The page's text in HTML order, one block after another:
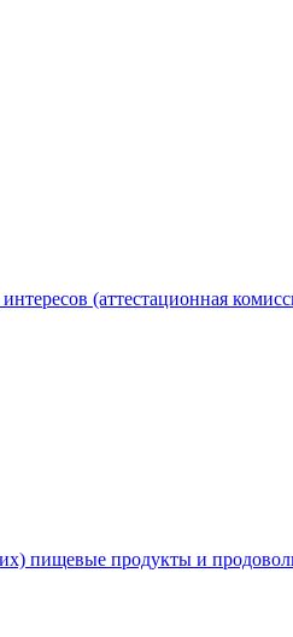
(аттестационная
пищевые продукты и